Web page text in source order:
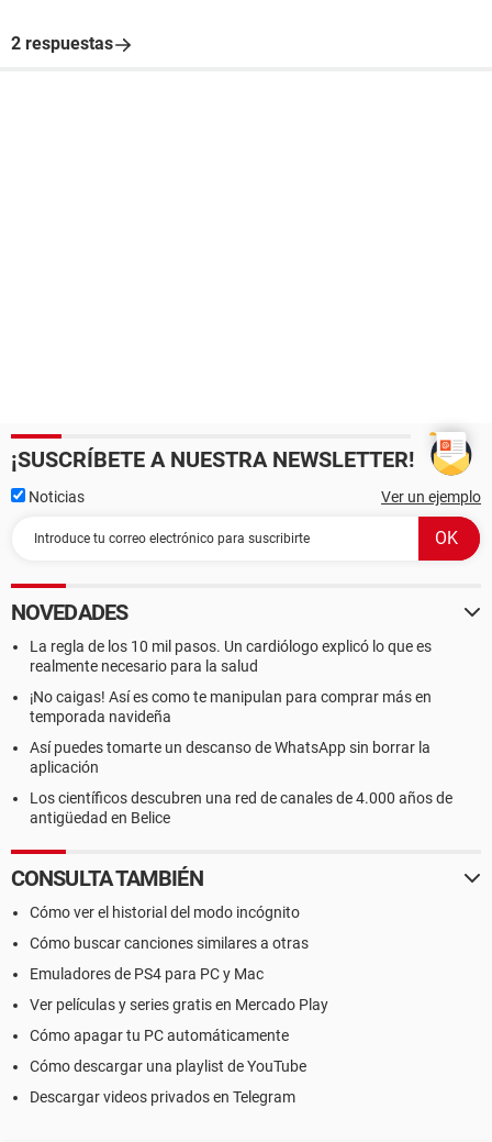
2 respuestas
¡SUSCRÍBETE A NUESTRA NEWSLETTER!
Noticias Ver un ejemplo
NOVEDADES
La regla de los 10 mil pasos. Un cardiólogo explicó lo que es
realmente necesario para la salud
¡No caigas! Así es como te manipulan para comprar más en
temporada navideña
Así puedes tomarte un descanso de WhatsApp sin borrar la
aplicación
Los científicos descubren una red de canales de 4.000 años de
antigüedad en Belice
CONSULTA TAMBIÉN
Cómo ver el historial del modo incógnito
Cómo buscar canciones similares a otras
Emuladores de PS4 para PC y Mac
Ver películas y series gratis en Mercado Play
Cómo apagar tu PC automáticamente
Cómo descargar una playlist de YouTube
Descargar videos privados en Telegram